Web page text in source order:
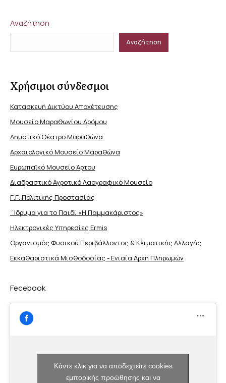
Αναζήτηση
Αναζήτηση
Χρήσιμοι σύνδεσμοι
Κατασκευή Δικτύου Αποχέτευσης
Μουσείο Μαραθωνίου Δρόμου
Δημοτικό Θέατρο Μαραθώνα
Αρχαιολογικό Μουσείο Μαραθώνα
Ευρωπαϊκό Μουσείο Άρτου
Διαδραστικό Αγροτικό Λαογραφικό Μουσείο
Γ.Γ. Πολιτικής Προστασίας
΄Ιδρυμα για το Παιδί «Η Παμμακάριστος»
Ηλεκτρονικές Υπηρεσίες Ermis
Οργανισμός Φυσικού Περιβάλλοντος & Κλιματικής Aλλαγής
Εκκαθαριστικά Μισθοδοσίας - Ενιαία Αρχή Πληρωμών
Fecebook
Κάντε κλικ για να αποδεχτείτε cookies
εμπορικής προώθησης και να